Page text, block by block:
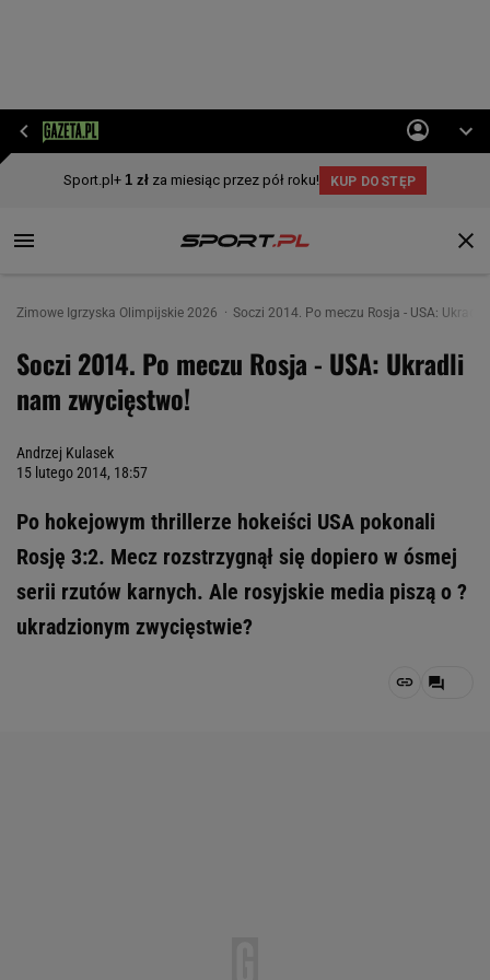
Zimowe Igrzyska Olimpijskie 2026 Soczi 2014. Po meczu Rosja - USA:
Soczi 2014. Po meczu Rosja - USA: Ukradli
nam zwycięstwo!
Andrzej Kulasek
15 lutego 2014, 18:57
Po hokejowym thrillerze hokeiści USA pokonali
Rosję 3:2. Mecz rozstrzygnął się dopiero w ósmej
serii rzutów karnych. Ale rosyjskie media piszą o ?
ukradzionym zwycięstwie?